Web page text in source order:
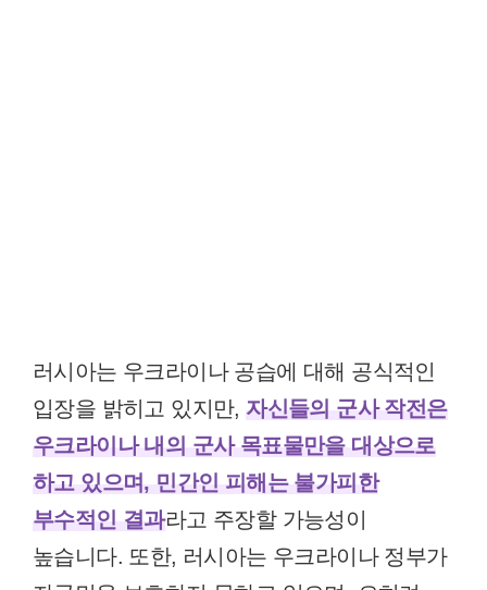
러시아는 우크라이나 공습에 대해 공식적인
입장을 밝히고 있지만,자신들의 군사 작전은
우크라이나 내의 군사 목표물만을 대상으로
하고 있으며, 민간인 피해는 불가피한
부수적인 결과라고 주장할 가능성이
높습니다. 또한, 러시아는 우크라이나 정부가